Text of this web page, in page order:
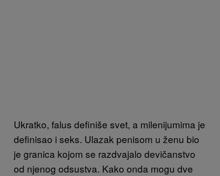
Ukratko, falus definiše svet, a milenijumima je
definisao i seks. Ulazak penisom u ženu bio
je granica kojom se razdvajalo devičanstvo
od njenog odsustva. Kako onda mogu dve